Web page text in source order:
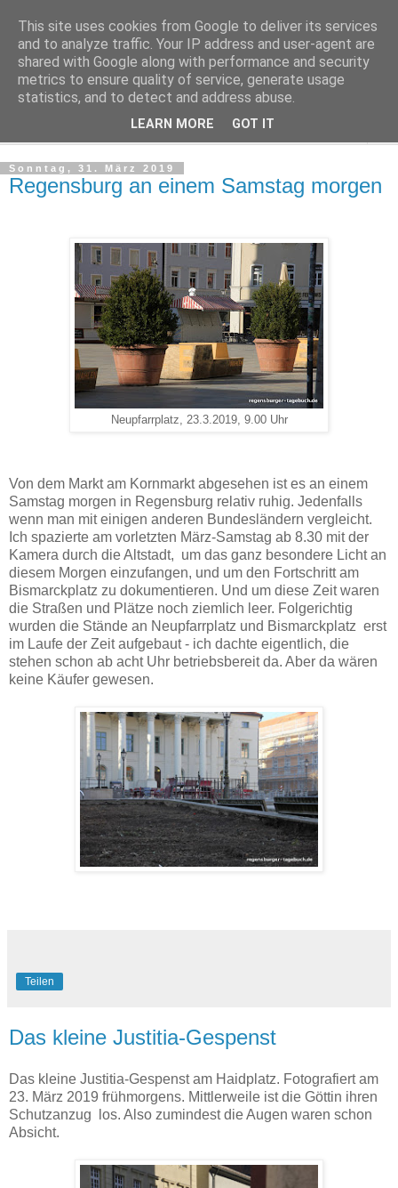
Regensburger Tagebuch
Notizen aus der nördlichsten Stadt Italiens
Sonntag, 31. März 2019
Regensburg an einem Samstag morgen
Neupfarrplatz, 23.3.2019, 9.00 Uhr
Von dem Markt am Kornmarkt abgesehen ist es an einem
Samstag morgen in Regensburg relativ ruhig. Jedenfalls
wenn man mit einigen anderen Bundesländern vergleicht.
Ich spazierte am vorletzten März-Samstag ab 8.30 mit der
Kamera durch die Altstadt, um das ganz besondere Licht an
diesem Morgen einzufangen, und um den Fortschritt am
Bismarckplatz zu dokumentieren. Und um diese Zeit waren
die Straßen und Plätze noch ziemlich leer. Folgerichtig
wurden die Stände an Neupfarrplatz und Bismarckplatz erst
im Laufe der Zeit aufgebaut - ich dachte eigentlich, die
stehen schon ab acht Uhr betriebsbereit da. Aber da wären
keine Käufer gewesen.
Teilen
Das kleine Justitia-Gespenst
Das kleine Justitia-Gespenst am Haidplatz. Fotografiert am
23. März 2019 frühmorgens. Mittlerweile ist die Göttin ihren
Schutzanzug los. Also zumindest die Augen waren schon
Absicht.
This site uses cookies from Google to deliver its services
and to analyze traffic. Your IP address and user-agent are
shared with Google along with performance and security
metrics to ensure quality of service, generate usage
statistics, and to detect and address abuse.
LEARN MORE GOT IT